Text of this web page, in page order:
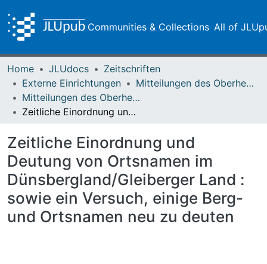
Communities & Collections All of
Home JLUdocs
Zeitschriften
Externe Einrichtungen
Mitteilungen des Oberhessischen Geschichtsvereins Gießen
Mitteilungen des Oberhessischen Geschichtsvereins Gießen Vol. 093 (2008)
Zeitliche Einordnung und Deutung von Ortsnamen im Dünsbergland/Gleiberger Land : sowie ein Versuch, einige Berg- und Ortsnamen neu zu deuten
Zeitliche Einordnung und
Deutung von Ortsnamen im
Dünsbergland/Gleiberger Land :
sowie ein Versuch, einige Berg-
und Ortsnamen neu zu deuten